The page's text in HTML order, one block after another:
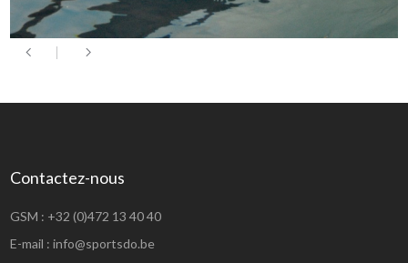
Contactez-nous
GSM : +32 (0)472 13 40 40
E-mail :info@sportsdo.be